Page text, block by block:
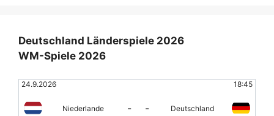
Deutschland Länderspiele 2026
WM-Spiele 2026
24.9.2026 18:45
Niederlande - - Deutschland